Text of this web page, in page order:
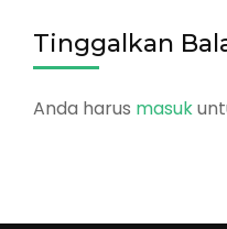
Tinggalkan
Anda harus masuk